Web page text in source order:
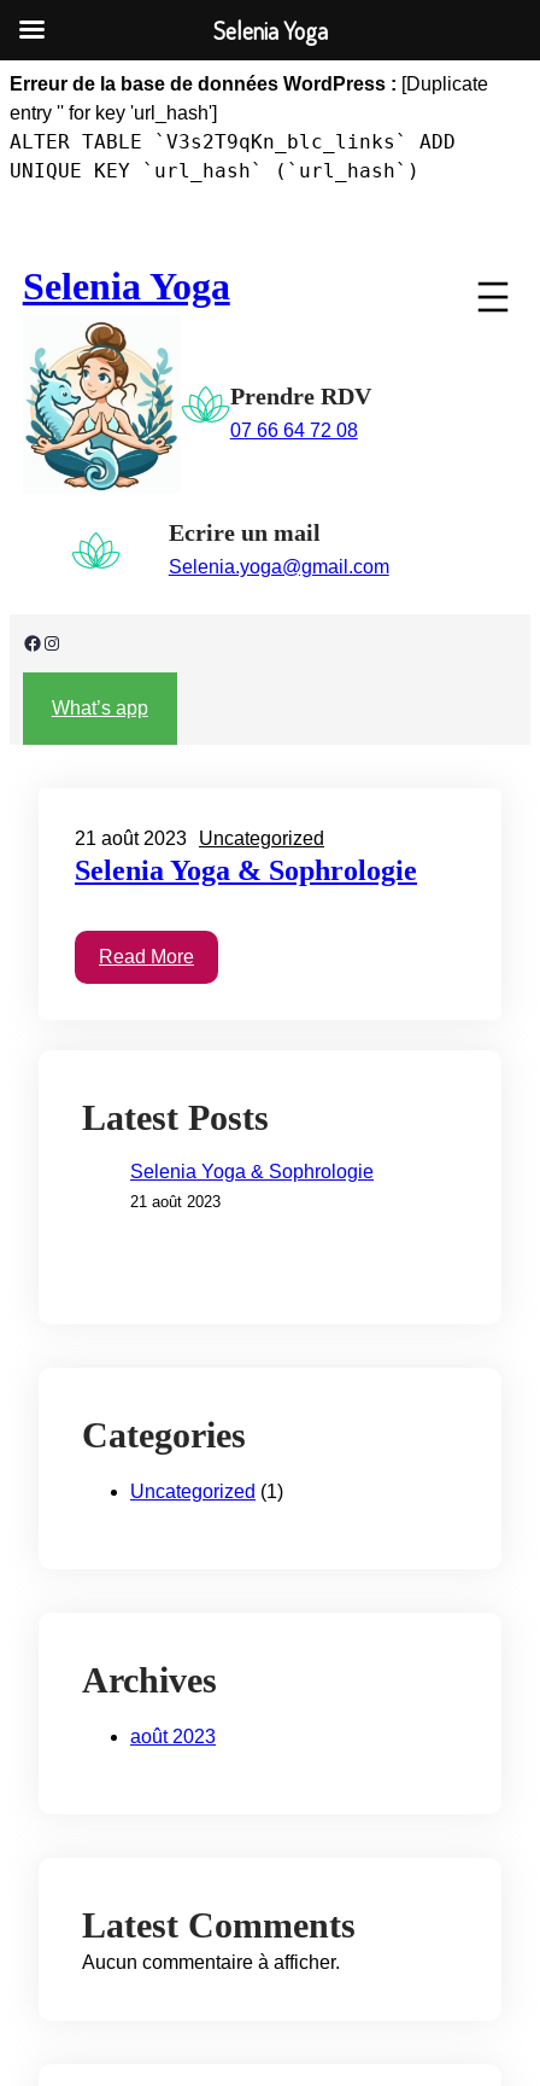
Erreur de la base de données WordPress : [Duplicate
entry '' for key 'url_hash']
ALTER TABLE `V3s2T9qKn_blc_links` ADD
UNIQUE KEY `url_hash` (`url_hash`)
contenu
Selenia Yoga
Prendre RDV
07 66 64 72 08
Ecrire un mail
Selenia.yoga@gmail.com
Facebook Instagram
What’s app
21 août 2023 Uncategorized
Selenia Yoga & Sophrologie
Read More
Latest Posts
Selenia Yoga & Sophrologie
21 août 2023
Categories
Uncategorized (1)
Archives
août 2023
Latest Comments
Aucun commentaire à afficher.
Selenia Yoga